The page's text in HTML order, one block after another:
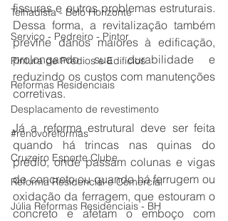
Telhadista - Belo Horizonte
Serviço - Pedreiro - Pintor
Pintura de Prédios e Edifícios
Reformas Residenciais
Desplacamento de revestimento
#renovoreformas
Cruzeiro Esporte Clube
Reforma Residencial e Comercial
Júlia Reformas Residenciais - BH
fissuras e outros problemas estruturais.
Dessa forma, a revitalização também
previne danos maiores à edificação,
prolongando sua durabilidade e
reduzindo os custos com manutenções
corretivas.
Já a reforma estrutural deve ser feita
quando há trincas nas quinas do
prédio, onde passam colunas e vigas
de concreto ou quando há ferrugem ou
oxidação da ferragem, que estouram o
concreto e afetam o emboço com